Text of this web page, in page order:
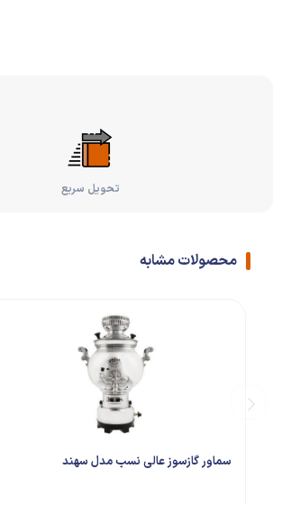
تحویل سریع
محصولات مشابه
سماور گازسوز عالی نسب مدل سهند